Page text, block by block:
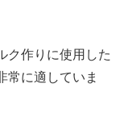
ク作りに使用した
常に適していま